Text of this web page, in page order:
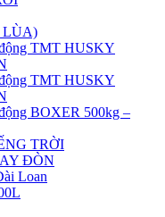
LÙA)
TMT HUSKY
TMT HUSKY
BOXER 500kg –
TRỜI
ĐÒN
Loan